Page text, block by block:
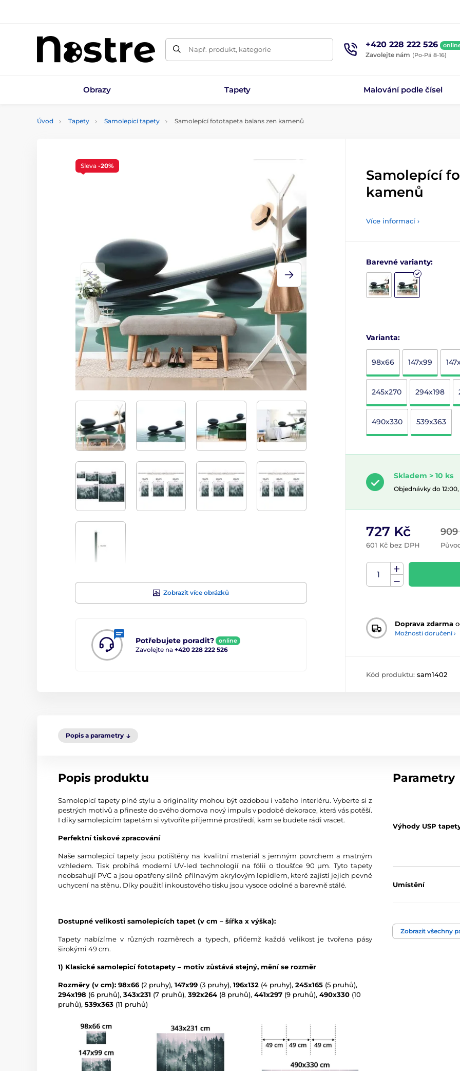
Např. produkt, kategorie +420 228 222 526
Zavolejte nám (Po-Pá 8-16)
Obrazy Tapety Malování podle čísel
Úvod Tapety Samolepicí tapety Samolepící fototapeta balans zen kamenů
Zobrazit více obrázků
Potřebujete poradit? online
Zavolejte na +420 228 222 526
Sleva -20%
Samolepící
kamenů
Více informací ›
Barevné varianty:
Varianta:
98x66 147x99
245x270 294x198
490x330 539x363
Skladem > 10 ks
Objednávky do
909
727 Kč
601 Kč bez DPH
Doprava zdarma
Možnosti doručení ›
Kód produktu: sam1402
Popis a parametry
Popis produktu
Samolepicí tapety plné stylu a originality mohou být ozdobou i vašeho interiéru. Vyberte si z
pestrých motivů a přineste do svého domova nový impuls v podobě dekorace, která vás potěší.
I díky samolepicím tapetám si vytvoříte příjemné prostředí, kam se budete rádi vracet.
Perfektní tiskové zpracování
Naše samolepicí tapety jsou potištěny na kvalitní materiál s jemným povrchem a matným
vzhledem. Tisk probíhá moderní UV-led technologií na fólii o tloušťce 90 µm. Tyto tapety
neobsahují PVC a jsou opatřeny silně přilnavým akrylovým lepidlem, které zajistí jejich pevné
uchycení na stěnu. Díky použití inkoustového tisku jsou vysoce odolné a barevně stálé.
Dostupné velikosti samolepicích tapet (v cm – šířka x výška):
Tapety nabízíme v různých rozměrech a typech, přičemž každá velikost je tvořena pásy
širokými 49 cm.
1) Klasické samolepicí fototapety – motiv zůstává stejný, mění se rozměr
Rozměry (v cm): 98x66 (2 pruhy), 147x99 (3 pruhy), 196x132 (4 pruhy), 245x165 (5 pruhů),
294x198 (6 pruhů), 343x231 (7 pruhů), 392x264 (8 pruhů), 441x297 (9 pruhů), 490x330 (10
pruhů), 539x363 (11 pruhů)
Parametry
Výhody USP
Umístění
Technologie tapet
Zobrazit všechny